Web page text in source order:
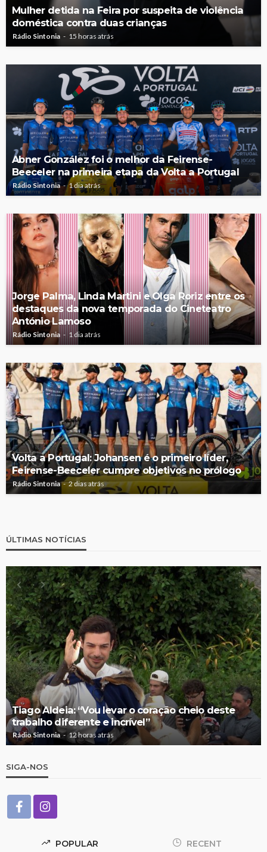
Mulher detida na Feira por suspeita de violência
doméstica contra duas crianças
Rádio Sintonia 15 horas atrás
Abner González foi o melhor da Feirense-
Beeceler na primeira etapa da Volta a Portugal
Rádio Sintonia 1 dia atrás
Jorge Palma, Linda Martini e Olga Roriz entre os
destaques da nova temporada do Cineteatro
António Lamoso
Rádio Sintonia 1 dia atrás
Volta a Portugal: Johansen é o primeiro líder,
Feirense-Beeceler cumpre objetivos no prólogo
Rádio Sintonia 2 dias atrás
ÚLTIMAS NOTÍCIAS
Tiago Aldeia: “Vou levar o coração cheio deste
trabalho diferente e incrível”
Rádio Sintonia 12 horas atrás
SIGA-NOS
POPULAR RECENT